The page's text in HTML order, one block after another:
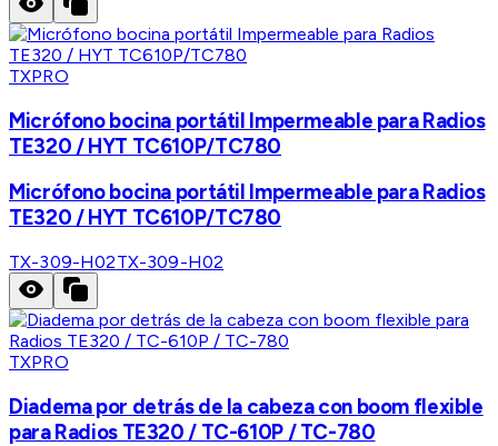
TXPRO
Micrófono bocina portátil Impermeable para Radios
TE320 / HYT TC610P/TC780
Micrófono bocina portátil Impermeable para Radios
TE320 / HYT TC610P/TC780
TX-309-H02TX-309-H02
TXPRO
Diadema por detrás de la cabeza con boom flexible
para Radios TE320 / TC-610P / TC-780